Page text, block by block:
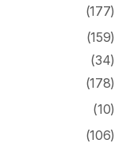
(177)
(159)
(34)
(178)
(10)
(106)